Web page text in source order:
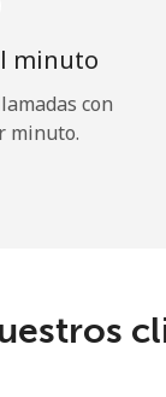
minuto
con
minuto.